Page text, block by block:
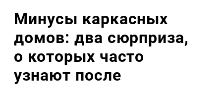
Минусы каркасных
домов: два сюрприза,
о которых часто
узнают после